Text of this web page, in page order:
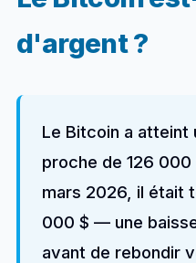
d'argent ?
Le Bitcoin a atteint
proche de 126
mars 2026, il était
000 $ — une
avant de rebondir